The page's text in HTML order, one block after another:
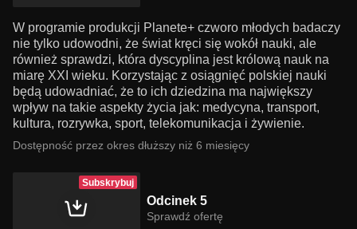
W programie produkcji Planete+ czworo młodych badaczy
nie tylko udowodni, że świat kręci się wokół nauki, ale
również sprawdzi, która dyscyplina jest królową nauk na
miarę XXI wieku. Korzystając z osiągnięć polskiej nauki
będą udowadniać, że to ich dziedzina ma największy
wpływ na takie aspekty życia jak: medycyna, transport,
kultura, rozrywka, sport, telekomunikacja i żywienie.
Dostępność przez okres dłuższy niż 6 miesięcy
Subskrybuj
Odcinek 5
Sprawdź ofertę